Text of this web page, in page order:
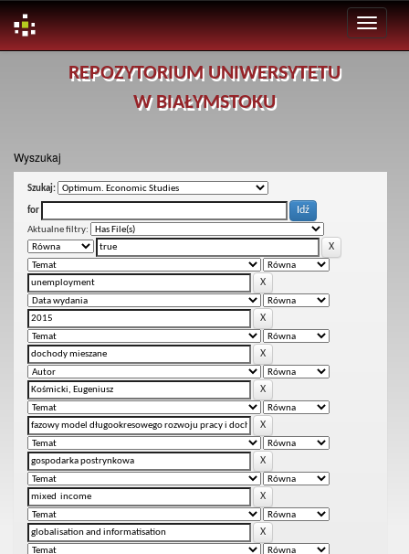
REPOZYTORIUM UNIWERSYTETU
W BIAŁYMSTOKU
Wyszukaj
Szukaj:
for
Aktualne filtry: